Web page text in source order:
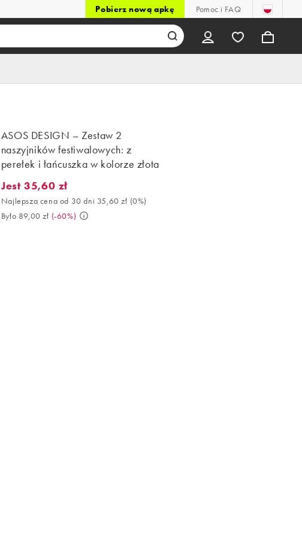
Pobierz nową apkę Pomoc i FAQ
ASOS DESIGN – Zestaw 2
naszyjników festiwalowych: z
perełek i łańcuszka w kolorze złota
Jest 35,60 zł. Najlepsza cena od 30 dni 35,60 zł (0%). Było 89,00 zł. (-
Jest 35,60 zł
Najlepsza cena od 30 dni 35,60 zł (0%)
Było 89,00 zł (-60%)